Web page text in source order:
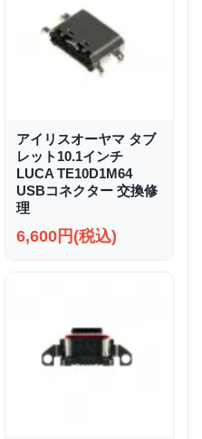
アイリスオーヤマ タブ
レット10.1インチ
LUCA TE10D1M64
USBコネクター 交換修
理
6,600円(税込)